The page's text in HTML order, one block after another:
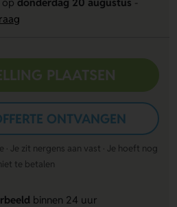
PLAATSEN
ONTVANGEN
Je zit nergens aan vast · Je hoeft nog
te betalen
binnen 24 uur